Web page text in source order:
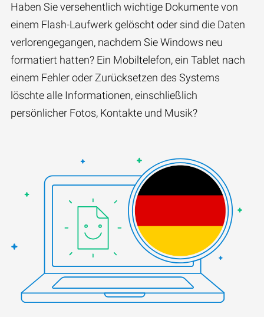
Haben Sie versehentlich wichtige Dokumente von
einem Flash-Laufwerk gelöscht oder sind die Daten
verlorengegangen, nachdem Sie Windows neu
formatiert hatten? Ein Mobiltelefon, ein Tablet nach
einem Fehler oder Zurücksetzen des Systems
löschte alle Informationen, einschließlich
persönlicher Fotos, Kontakte und Musik?